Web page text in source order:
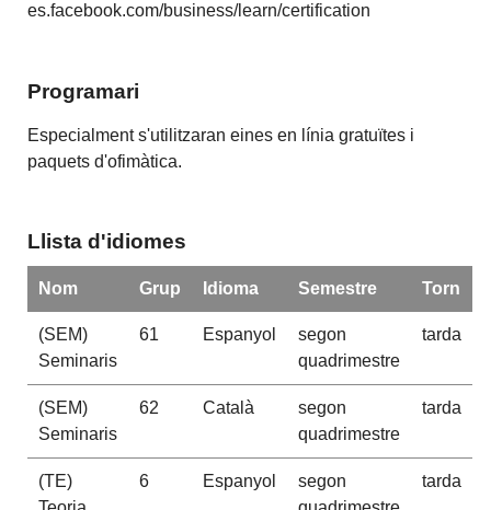
es.facebook.com/business/learn/certification
Programari
Especialment s'utilitzaran eines en línia gratuïtes i
paquets d'ofimàtica.
Llista d'idiomes
Nom Grup Idioma Semestre Torn
(SEM)
Seminaris
61 Espanyol
segon
quadrimestre
tarda
(SEM)
Seminaris
62 Català
segon
quadrimestre
tarda
(TE)
6 Espanyol
segon
tarda